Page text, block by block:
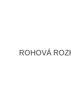
ROHOVÁ